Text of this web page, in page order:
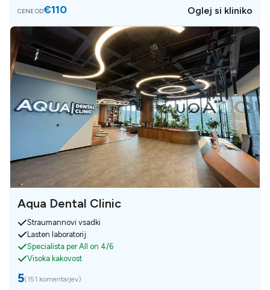
CENE OD€110 Oglej si kliniko
Aqua Dental Clinic
Straumannovi vsadki
Lasten laboratorij
Specialista per All on 4/6
Visoka kakovost
5(151 komentarjev)